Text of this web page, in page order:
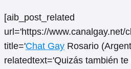
[aib_post_related
url='https://www.canalgay.net/
title='Chat Gay Rosario
relatedtext='Quizás también te